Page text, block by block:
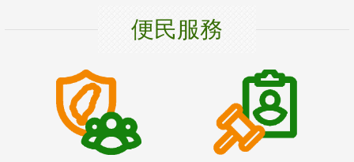
便民服務